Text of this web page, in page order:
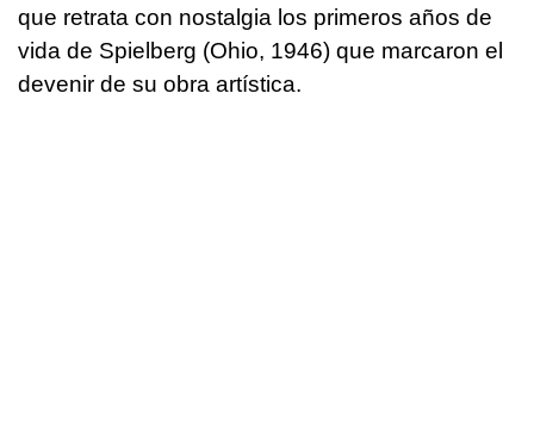
que retrata con nostalgia los primeros años de
vida de Spielberg (Ohio, 1946) que marcaron el
devenir de su obra artística.